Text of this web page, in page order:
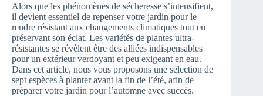
Alors que les phénomènes de sécheresse s’intensifient,
il devient essentiel de repenser votre jardin pour le
rendre résistant aux changements climatiques tout en
préservant son éclat. Les variétés de plantes ultra-
résistantes se révèlent être des alliées indispensables
pour un extérieur verdoyant et peu exigeant en eau.
Dans cet article, nous vous proposons une sélection de
sept espèces à planter avant la fin de l’été, afin de
préparer votre jardin pour l’automne avec succès.